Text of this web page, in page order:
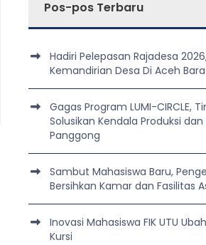
Pos-pos Terbaru
Hadiri Pelepasan Rajadesa
Kemandirian Desa Di Aceh
Gagas Program LUMI-CIRCLE,
Solusikan Kendala Produksi dan
Panggong
Sambut Mahasiswa Baru,
Bersihkan Kamar dan Fasilitas
Inovasi Mahasiswa FIK UTU
Kursi